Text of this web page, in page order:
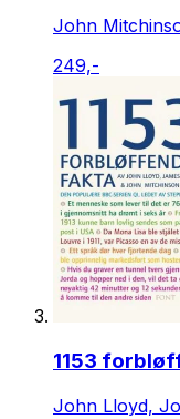
John
249,-
1153
John Lloyd,